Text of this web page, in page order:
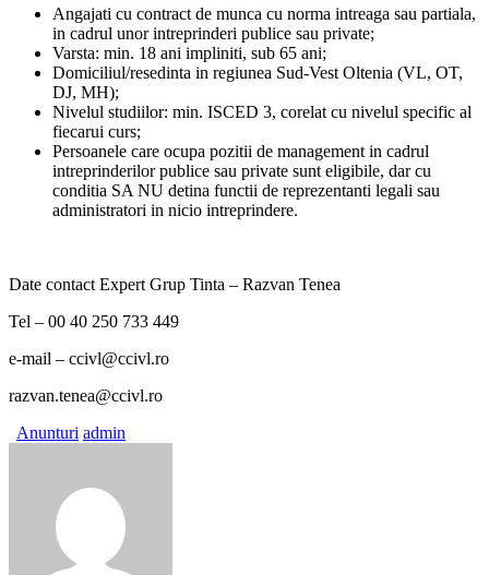
Angajati cu contract de munca cu norma intreaga sau partiala,
in cadrul unor intreprinderi publice sau private;
Varsta: min. 18 ani impliniti, sub 65 ani;
Domiciliul/resedinta in regiunea Sud-Vest Oltenia (VL, OT,
DJ, MH);
Nivelul studiilor: min. ISCED 3, corelat cu nivelul specific al
fiecarui curs;
Persoanele care ocupa pozitii de management in cadrul
intreprinderilor publice sau private sunt eligibile, dar cu
conditia SA NU detina functii de reprezentanti legali sau
administratori in nicio intreprindere.
Date contact Expert Grup Tinta – Razvan Tenea
Tel – 00 40 250 733 449
e-mail – ccivl@ccivl.ro
razvan.tenea@ccivl.ro
Anunturi admin